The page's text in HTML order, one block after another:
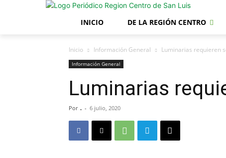
INICIO DE LA REGIÓN CENTRO
Inicio Información General Luminarias requieren
Información General
Luminarias
Por . - 6 julio, 2020